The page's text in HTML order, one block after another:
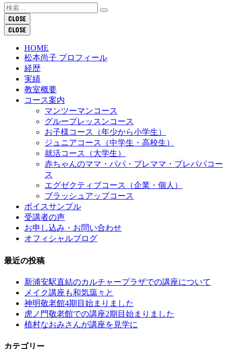
検
索:CLOSE
CLOSE
HOME
松本尚子 プロフィール
経歴
実績
教室概要
コース案内
マンツーマンコース
グループレッスンコース
お子様コース（年少から小学生）
ジュニアコース（中学生・高校生）
就活コース（大学生）
赤ちゃんのママ・パパ・プレママ・プレパパコー
ス
エグゼクティブコース（企業・個人）
ブラッシュアップコース
ボイスサンプル
受講者の声
お申し込み・お問い合わせ
オフィシャルブログ
最近の投稿
新浦安駅直結のカルチャープラザでの講座について
メイク講座も和気藹々と
神明敬老館4期目始まりました
虎ノ門敬老館での講座2期目始まりました
植村なおみさんが講座を見学に
カテゴリー